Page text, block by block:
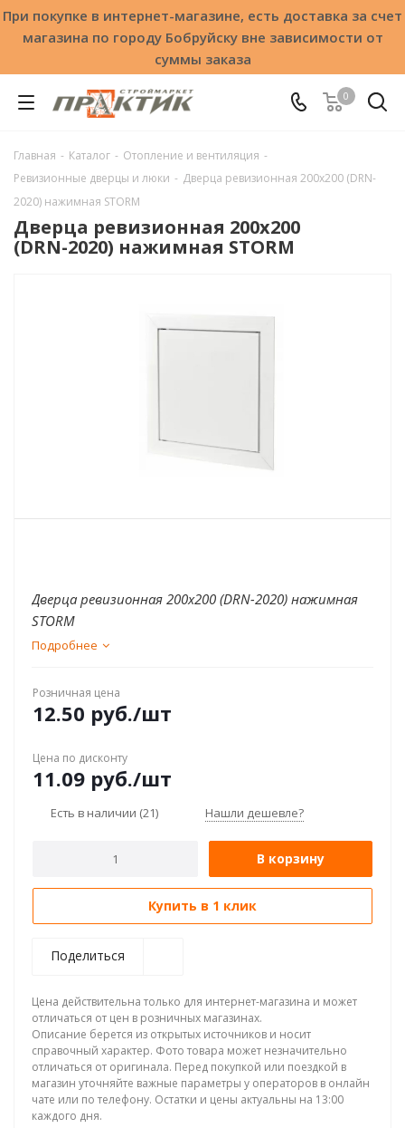
При покупке в интернет-магазине, есть доставка за счет
магазина по городу Бобруйску вне зависимости от
суммы заказа
0
Главная - Каталог - Отопление и вентиляция -
Ревизионные дверцы и люки - Дверца ревизионная 200x200 (DRN-
2020) нажимная STORM
Дверца ревизионная 200x200
(DRN-2020) нажимная STORM
Дверца ревизионная 200x200 (DRN-2020) нажимная
STORM
Подробнее
Розничная цена
12.50 руб./шт
Цена по дисконту
11.09 руб./шт
Есть в наличии (21) Нашли дешевле?
В корзину
Купить в 1 клик
Поделиться
Цена действительна только для интернет-магазина и может
отличаться от цен в розничных магазинах.
Описание берется из открытых источников и носит
справочный характер. Фото товара может незначительно
отличаться от оригинала. Перед покупкой или поездкой в
магазин уточняйте важные параметры у операторов в онлайн
чате или по телефону. Остатки и цены актуальны на 13:00
каждого дня.